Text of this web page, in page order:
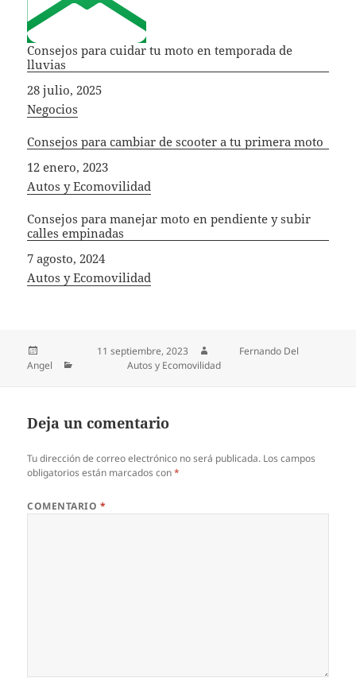
Consejos para cuidar tu moto en temporada de
lluvias
Fecha
28 julio, 2025
In relation to
Negocios
Consejos para cambiar de scooter a tu primera moto
Fecha
12 enero, 2023
In relation to
Autos y Ecomovilidad
Consejos para manejar moto en pendiente y subir
calles empinadas
Fecha
7 agosto, 2024
In relation to
Autos y Ecomovilidad
11 septiembre, 2023
Fernando Del
Angel
CategoríasAutos y Ecomovilidad
Deja un comentario
Tu dirección de correo electrónico no será publicada. Los campos
obligatorios están marcados con*
COMENTARIO *